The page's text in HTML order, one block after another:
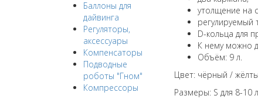
Баллоны для
дайвинга
Регуляторы,
аксессуары
Компенсаторы
Подводные
роботы "Гном"
Компрессоры
утолщение на
регулируемый
D-кольца для
К нему можно
Объём: 9 л.
Цвет: чёрный /
Размеры: S для 8-10